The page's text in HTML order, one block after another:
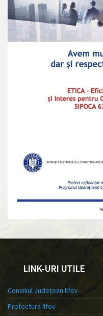
LINK-URI UTILE
Consiliul Județean Ilfov
Prefectura Ilfov